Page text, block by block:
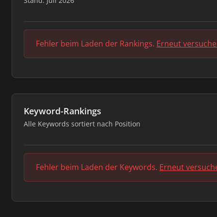
Fehler beim Laden der Rankings. Erneut
Keyword-Rankings
Alle Keywords sortiert nach Position
Fehler beim Laden der Keywords. Erneut